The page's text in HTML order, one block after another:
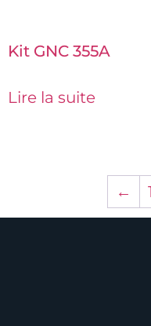
Kit GNC 355A
Lire la suite
← 1